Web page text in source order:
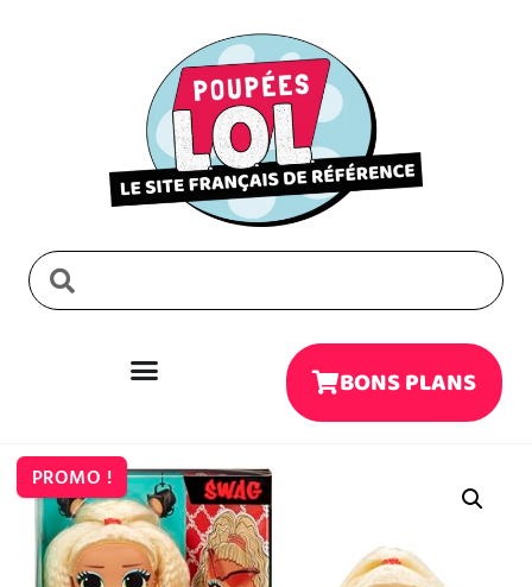
BONS PLANS
PROMO !